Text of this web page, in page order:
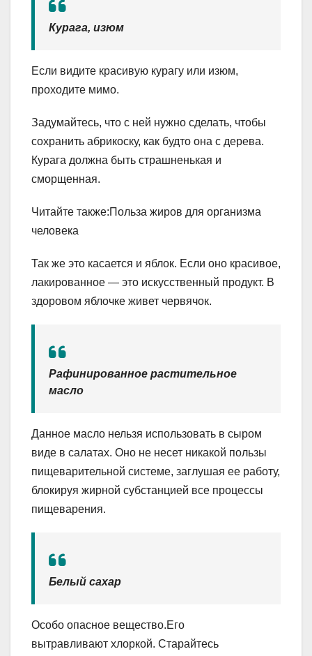
Курага, изюм
Если видите красивую курагу или изюм,
проходите мимо.
Задумайтесь, что с ней нужно сделать, чтобы
сохранить абрикоску, как будто она с дерева.
Курага должна быть страшненькая и
сморщенная.
Читайте также:Польза жиров для организма
человека
Так же это касается и яблок. Если оно красивое,
лакированное — это искусственный продукт. В
здоровом яблочке живет червячок.
Рафинированное растительное
масло
Данное масло нельзя использовать в сыром
виде в салатах. Оно не несет никакой пользы
пищеварительной системе, заглушая ее работу,
блокируя жирной субстанцией все процессы
пищеварения.
Белый сахар
Особо опасное вещество.Его
вытравливают хлоркой. Старайтесь